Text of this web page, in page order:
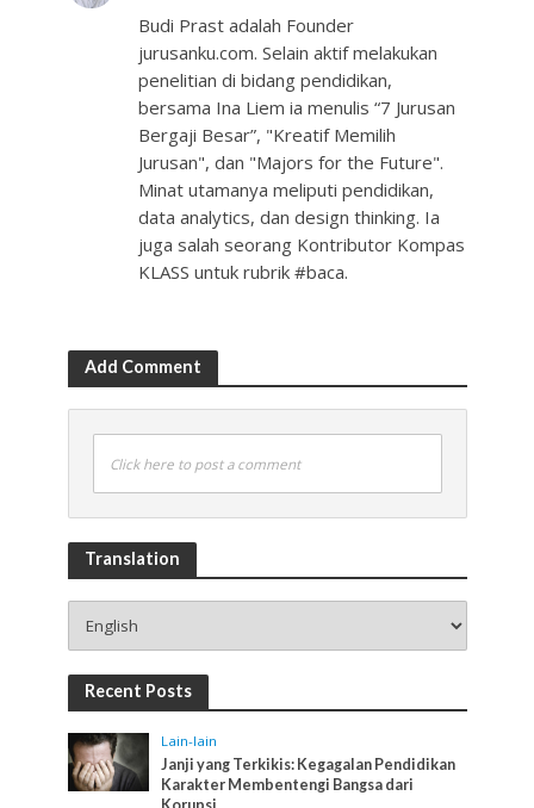
Budi Prast adalah Founder
jurusanku.com. Selain aktif melakukan
penelitian di bidang pendidikan,
bersama Ina Liem ia menulis “7 Jurusan
Bergaji Besar”, "Kreatif Memilih
Jurusan", dan "Majors for the Future".
Minat utamanya meliputi pendidikan,
data analytics, dan design thinking. Ia
juga salah seorang Kontributor Kompas
KLASS untuk rubrik #baca.
Add Comment
Click here to post a comment
Translation
Recent Posts
Lain-lain
Janji yang Terkikis: Kegagalan Pendidikan
Karakter Membentengi Bangsa dari